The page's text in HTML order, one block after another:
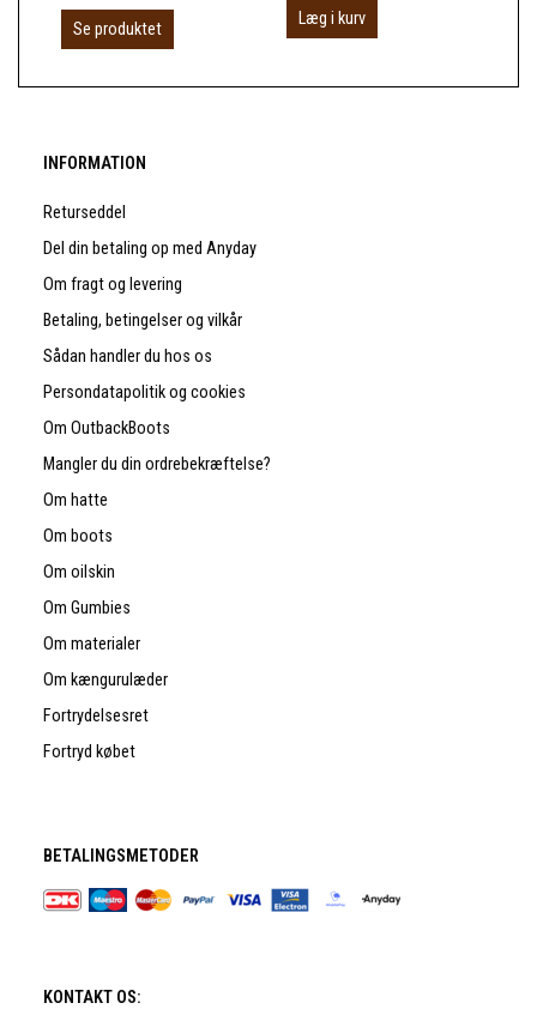
Se produktet
Læg i kurv
INFORMATION
Returseddel
Del din betaling op med Anyday
Om fragt og levering
Betaling, betingelser og vilkår
Sådan handler du hos os
Persondatapolitik og cookies
Om OutbackBoots
Mangler du din ordrebekræftelse?
Om hatte
Om boots
Om oilskin
Om Gumbies
Om materialer
Om kængurulæder
Fortrydelsesret
Fortryd købet
BETALINGSMETODER
KONTAKT OS: